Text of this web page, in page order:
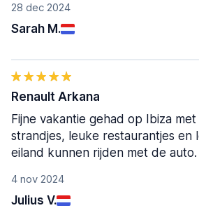
28 dec 2024
Sarah M.
4 nov 2024
Julius V.
Renault Arkana
Fijne vakantie gehad op Ibiza
strandjes, leuke restaurantjes
eiland kunnen rijden met de auto.